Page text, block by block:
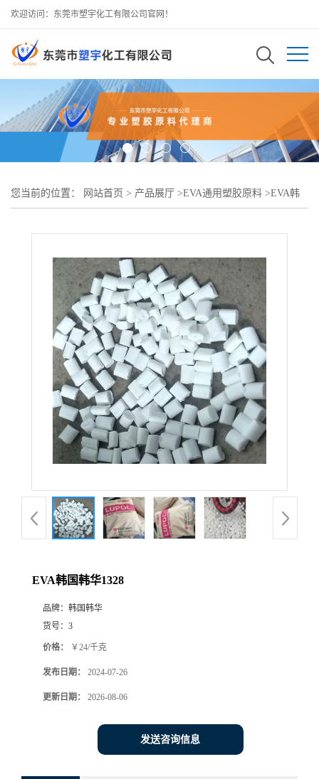
欢迎访问：东莞市塑宇化工有限公司官网！
您当前的位置： 网站首页 > 产品展厅 >EVA通用塑胶原料 >EVA韩
EVA韩国韩华1328
品牌： 韩国韩华
货号： 3
价格： ￥24/千克
发布日期： 2024-07-26
更新日期： 2026-08-06
发送咨询信息